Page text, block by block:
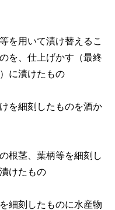
を用いて漬け替えるこ
を、仕上げかす（最終
に漬けたもの
を細刻したものを酒か
根茎、葉柄等を細刻し
けたもの
細刻したものに水産物